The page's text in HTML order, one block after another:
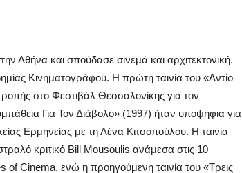
Αθήνα και σπούδασε σινεμά και αρχιτεκτονική.
Κινηματογράφου. Η πρώτη ταινία του «Αντίο
στο Φεστιβάλ Θεσσαλονίκης για τον
Για Τον Διάβολο» (1997) ήταν υποψήφια για
Ερμηνείας με τη Λένα Κιτσοπούλου. Η ταινία
κριτικό Bill Mousoulis ανάμεσα στις 10
of Cinema, ενώ η προηγούμενη ταινία του «Τρεις